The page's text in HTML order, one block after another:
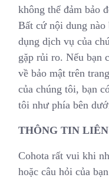
không thể đảm bảo
Bất cứ nội dung
dụng dịch vụ của
gặp rủi ro. Nếu bạn
về bảo mật trên
của chúng tôi, bạn
tôi như phía bên
THÔNG TIN
Cohota rất vui khi
hoặc câu hỏi của